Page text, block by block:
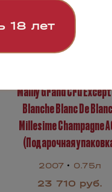
Mailly Grand Cru
Blanche Blanc De
Millesime Champagne
(Подарочная
2007 0.75л
23 710 руб.
18 лет